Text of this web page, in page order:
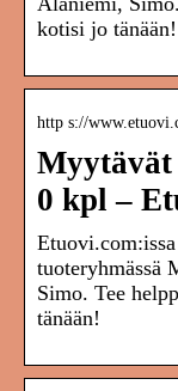
kotisi jo tänään!
http s://
Myytävät
0 kpl –
tuoteryhmässä
Simo. Tee
tänään!